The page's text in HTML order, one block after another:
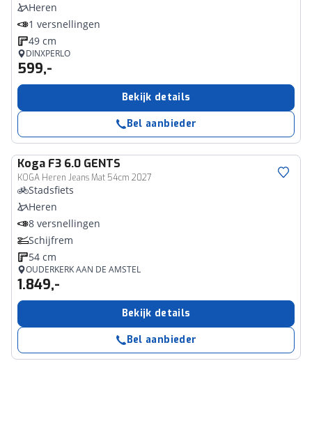
Heren
1 versnellingen
49 cm
DINXPERLO
599,-
Bekijk details
Bel aanbieder
Koga F3 6.0 GENTS
KOGA Heren Jeans Mat 54cm 2027
Stadsfiets
Heren
8 versnellingen
Schijfrem
54 cm
OUDERKERK AAN DE AMSTEL
1.849,-
Bekijk details
Bel aanbieder